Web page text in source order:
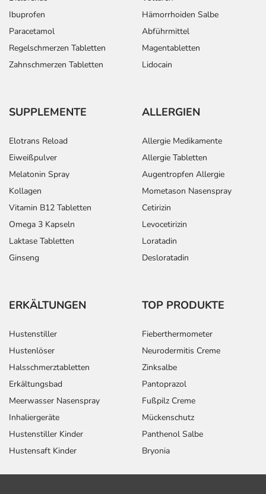
Ibuprofen
Paracetamol
Regelschmerzen Tabletten
Zahnschmerzen Tabletten
Hämorrhoiden Salbe
Abführmittel
Magentabletten
Lidocain
SUPPLEMENTE
Elotrans Reload
Eiweißpulver
Melatonin Spray
Kollagen
Vitamin B12 Tabletten
Omega 3 Kapseln
Laktase Tabletten
Ginseng
ALLERGIEN
Allergie Medikamente
Allergie Tabletten
Augentropfen Allergie
Mometason Nasenspray
Cetirizin
Levocetirizin
Loratadin
Desloratadin
ERKÄLTUNGEN
Hustenstiller
Hustenlöser
Halsschmerztabletten
Erkältungsbad
Meerwasser Nasenspray
Inhaliergeräte
Hustenstiller Kinder
Hustensaft Kinder
TOP PRODUKTE
Fieberthermometer
Neurodermitis Creme
Zinksalbe
Pantoprazol
Fußpilz Creme
Mückenschutz
Panthenol Salbe
Bryonia